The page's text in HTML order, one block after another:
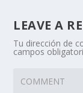
LEAVE A
Tu dirección de
campos